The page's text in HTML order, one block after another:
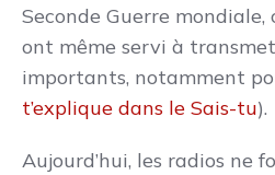
Seconde Guerre mondiale,
ont même servi à
importants, notamment
t’explique dans le Sais-tu).
Aujourd’hui, les radios ne